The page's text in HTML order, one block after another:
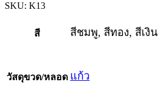
SKU: K13
สี สีชมพู, สีทอง, สีเงิน
วัสดุขวด/หลอด แก้ว